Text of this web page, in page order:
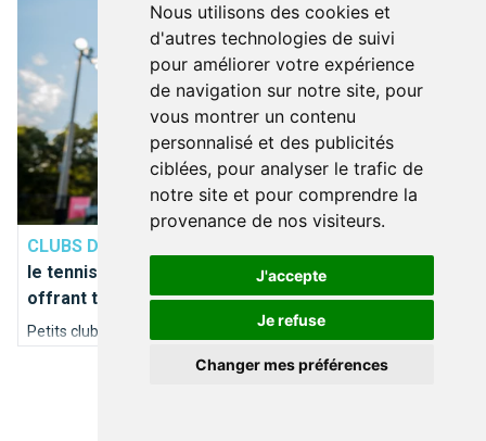
Nous utilisons des cookies et
d'autres technologies de suivi
pour améliorer votre expérience
de navigation sur notre site, pour
vous montrer un contenu
personnalisé et des publicités
ciblées, pour analyser le trafic de
notre site et pour comprendre la
provenance de nos visiteurs.
J'accepte
Je refuse
Changer mes préférences
CLUBS DE TENNIS
le tennis à Bruxelles compte de nombreux clubs
offrant toutes les possibilités.
Petits clubs intimes ou grosses infrastructures, terrains